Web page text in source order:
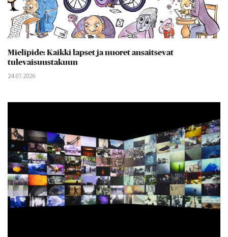
Mielipide: Kaikki lapset ja nuoret ansaitsevat
tulevaisuustakuun
24.07.2026